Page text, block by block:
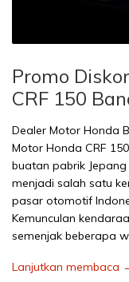
Promo
CRF 150
Dealer Motor Honda
Motor Honda CRF
buatan pabrik
menjadi salah satu
pasar otomotif
Kemunculan
semenjak beberapa
Lanjutkan membaca